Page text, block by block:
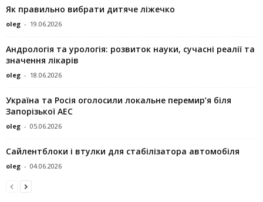
Як правильно вибрати дитяче ліжечко
oleg - 19.06.2026
Андрологія та урологія: розвиток науки, сучасні реалії та
значення лікарів
oleg - 18.06.2026
Україна та Росія оголосили локальне перемир’я біля
Запорізької АЕС
oleg - 05.06.2026
Сайлентблоки і втулки для стабілізатора автомобіля
oleg - 04.06.2026